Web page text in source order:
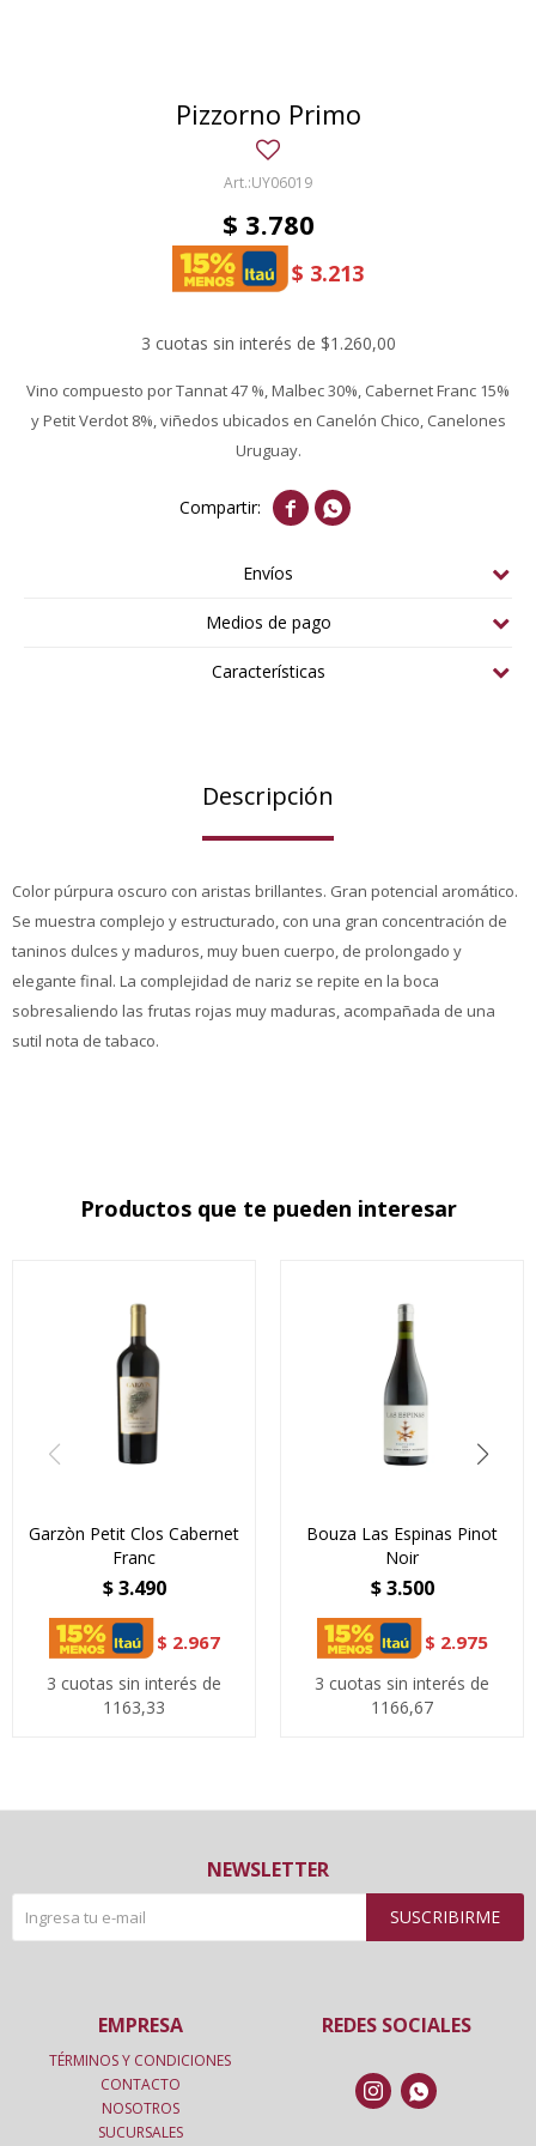
Pizzorno Primo
UY06019
$ 3.780
$ 3.213
3 cuotas sin interés de $1.260,00
Vino compuesto por Tannat 47 %, Malbec 30%, Cabernet Franc 15%
y Petit Verdot 8%, viñedos ubicados en Canelón Chico, Canelones
Uruguay.
 
Envíos
Medios de pago
Características
Descripción
Color púrpura oscuro con aristas brillantes. Gran potencial aromático.
Se muestra complejo y estructurado, con una gran concentración de
taninos dulces y maduros, muy buen cuerpo, de prolongado y
elegante final. La complejidad de nariz se repite en la boca
sobresaliendo las frutas rojas muy maduras, acompañada de una
sutil nota de tabaco.
Productos que te pueden interesar
Garzòn Petit Clos Cabernet
Franc
$ 3.490
$ 2.967
3 cuotas sin interés de
1163,33
Bouza Las Espinas Pinot
Noir
$ 3.500
$ 2.975
3 cuotas sin interés de
1166,67
NEWSLETTER
SUSCRIBIRME
REDES SOCIALES
 
EMPRESA
TÉRMINOS Y CONDICIONES
CONTACTO
NOSOTROS
SUCURSALES